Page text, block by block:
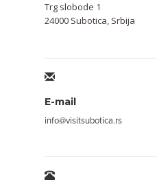
Trg slobode 1
24000 Subotica, Srbija
E-mail
info@visitsubotica.rs